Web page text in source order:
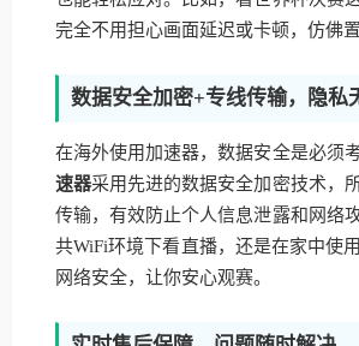
完全不用担心画面延迟或卡顿，仿佛
数据安全加密+专线传输，隐私
在海外使用加速器，数据安全是必须
速器采用先进的数据安全加密技术，
传输，有效防止个人信息泄露和网络
共WiFi环境下看直播，还是在家中使
网络安全，让你安心观赛。